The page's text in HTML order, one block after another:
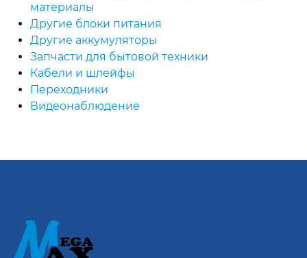
материалы
Другие блоки питания
Другие аккумуляторы
Запчасти для бытовой техники
Кабели и шлейфы
Переходники
Видеонаблюдение